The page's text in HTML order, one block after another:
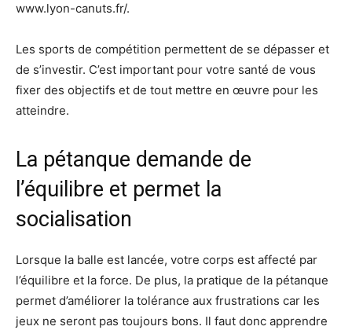
www.lyon-canuts.fr/.
Les sports de compétition permettent de se dépasser et
de s’investir. C’est important pour votre santé de vous
fixer des objectifs et de tout mettre en œuvre pour les
atteindre.
La pétanque demande de
l’équilibre et permet la
socialisation
Lorsque la balle est lancée, votre corps est affecté par
l’équilibre et la force. De plus, la pratique de la pétanque
permet d’améliorer la tolérance aux frustrations car les
jeux ne seront pas toujours bons. Il faut donc apprendre